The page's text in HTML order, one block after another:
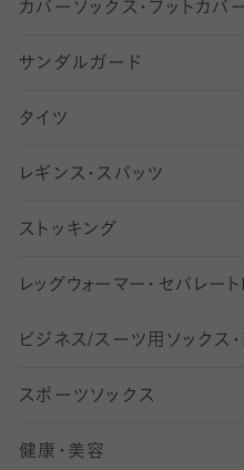
五本指ソックス・靴下
足袋ソックス・靴下
無地・プレーンソックス
柄ソックス・靴下
スニーカー（くるぶし）用
アンクル・ショートソック
クルーソックス（ふくらは
ハイソックス
オーバーニー・ニーハイ
カバーソックス・フットカバ
フットカバー・カバーソッ
フットカバー・カバーソッ
フットカバー・カバーソッ
サンダルガード
タイツ
30デニール以下のタイツ
31〜40デニールタイツ
41〜60デニールタイツ
61〜80デニールタイツ
81 〜110デニールタイツ
111〜210デニールタイ
レギンス・スパッツ
柄レギンス
無地レギンス
レギンスパンツ（レギパ
マタニティレギンス
5 分丈
ストッキング
伝線しにくいストッキン
ショートストッキング
結婚式用ストッキング
美脚ストッキング
レッ グ ウォー マー ・ セパレー ト
ビジネス/スーツ用 ソックス
匠シリーズ
フレッシャーズ向けソッ
スポーツソックス
ランニングソックス・靴下
健康・美容